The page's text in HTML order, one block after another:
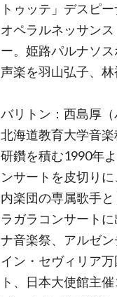
トゥッテ」デスピ
オペラルネッサン
ー。姫路パルナソ
声楽を羽山弘子、林
バリトン：西島厚（
北海道教育大学音
研鑽を積む1990年
ンサートを皮切り
内楽団の専属歌手
ラガラコンサート
ナ音楽祭、アルゼ
イン・セヴィリア
ト、日本大使館主